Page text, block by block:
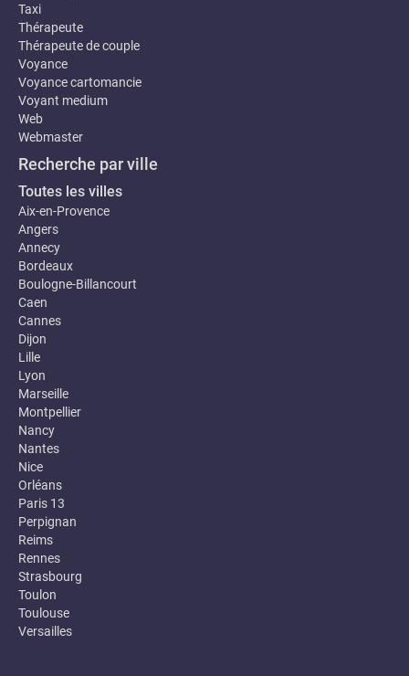
Taxi
Thérapeute
Thérapeute de couple
Voyance
Voyance cartomancie
Voyant medium
Web
Webmaster
Recherche par ville
Toutes les villes
Aix-en-Provence
Angers
Annecy
Bordeaux
Boulogne-Billancourt
Caen
Cannes
Dijon
Lille
Lyon
Marseille
Montpellier
Nancy
Nantes
Nice
Orléans
Paris 13
Perpignan
Reims
Rennes
Strasbourg
Toulon
Toulouse
Versailles